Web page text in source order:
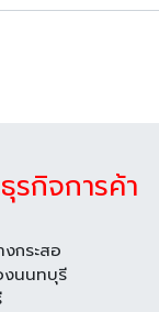
กิจการค้า
กระสอ
งนนทบุรี